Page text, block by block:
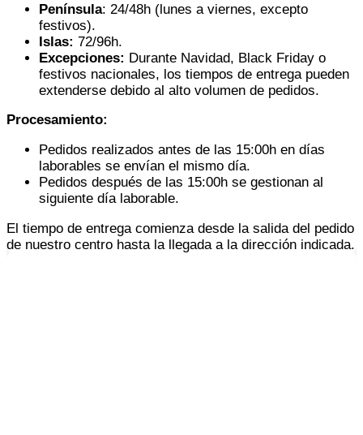
Península: 24/48h (lunes a viernes, excepto
festivos).
Islas: 72/96h.
Excepciones: Durante Navidad, Black Friday o
festivos nacionales, los tiempos de entrega pueden
extenderse debido al alto volumen de pedidos.
Procesamiento:
Pedidos realizados antes de las 15:00h en días
laborables se envían el mismo día.
Pedidos después de las 15:00h se gestionan al
siguiente día laborable.
El tiempo de entrega comienza desde la salida del pedido
de nuestro centro hasta la llegada a la dirección indicada.